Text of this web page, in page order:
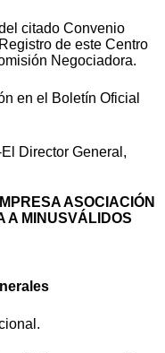
citado Convenio
de este Centro
Negociadora.
en el Boletín Oficial
Director General,
ASOCIACIÓN
A MINUSVÁLIDOS